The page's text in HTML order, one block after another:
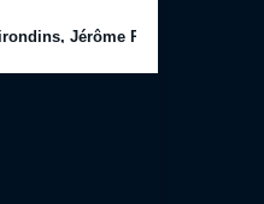
Jérôme Prior fête son